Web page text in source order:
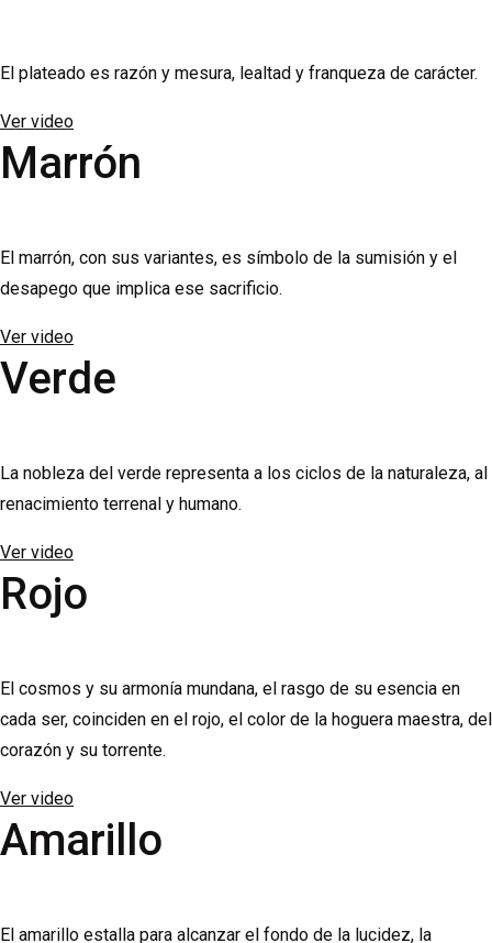
El plateado es razón y mesura, lealtad y franqueza de carácter.
Ver video
Marrón
El marrón, con sus variantes, es símbolo de la sumisión y el
desapego que implica ese sacrificio.
Ver video
Verde
La nobleza del verde representa a los ciclos de la naturaleza, al
renacimiento terrenal y humano.
Ver video
Rojo
El cosmos y su armonía mundana, el rasgo de su esencia en
cada ser, coinciden en el rojo, el color de la hoguera maestra, del
corazón y su torrente.
Ver video
Amarillo
El amarillo estalla para alcanzar el fondo de la lucidez, la